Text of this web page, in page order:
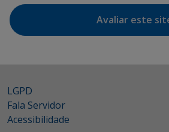
Avaliar este
LGPD
Fala Servidor
Acessibilidade